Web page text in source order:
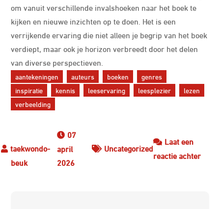
om vanuit verschillende invalshoeken naar het boek te
kijken en nieuwe inzichten op te doen. Het is een
verrijkende ervaring die niet alleen je begrip van het boek
verdiept, maar ook je horizon verbreedt door het delen
van diverse perspectieven.
aantekeningen auteurs boeken
genres
inspiratie
kennis leeservaring leesplezier
lezen
verbeelding
07
april
2026
Uncategorized
Laat een
reactie achterop